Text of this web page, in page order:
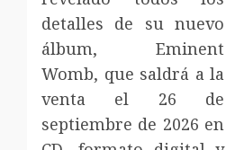
detalles de su nuevo
álbum, Eminent
Womb, que saldrá a la
venta el 26 de
septiembre de 2026 en